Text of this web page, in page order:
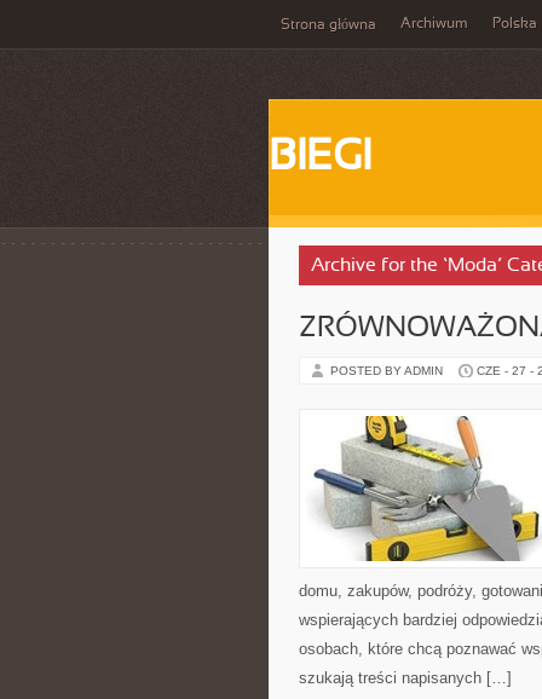
Strona główna Archiwum Polska
BIEGI
Archive for the ‘Moda’
POSTED BY ADMIN CZE - 27 -
domu, zakupów, podróży,
wspierających bardziej
osobach, które chcą poznawać
szukają treści napisanych […]